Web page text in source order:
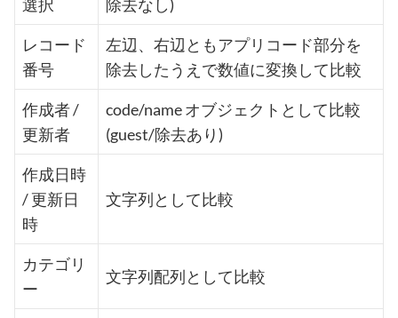
選択 除去なし)
レコード
番号
左辺、右辺ともアプリコード部分を
除去したうえで数値に変換して比較
作成者 /
更新者
code/name オブジェクトとして比較
(guest/除去あり)
作成日時
/ 更新日
時
文字列として比較
カテゴリ
ー
文字列配列として比較